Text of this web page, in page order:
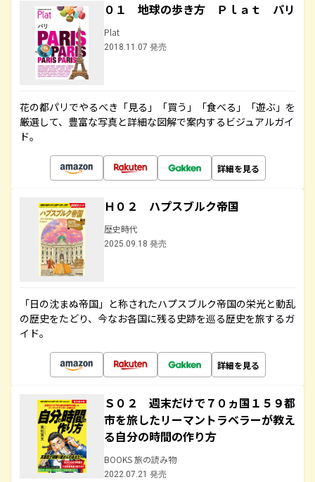
０１ 地球の歩き方 Ｐｌａｔ パリ
Plat
2018.11.07 発売
花の都パリでやるべき「見る」「買う」「食べる」「遊ぶ」を
厳選して、豊富な写真と詳細な図解で案内するビジュアルガイ
ド。
詳細を見る
Ｈ０２ ハプスブルク帝国
歴史時代
2025.09.18 発売
「日の沈まぬ帝国」と称されたハプスブルク帝国の栄光と動乱
の歴史をたどり、今なお各国に残る史跡を巡る歴史を旅するガ
イド。
詳細を見る
Ｓ０２ 週末だけで７０ヵ国１５９都
市を旅したリーマントラベラーが教え
る自分の時間の作り方
BOOKS 旅の読み物
2022.07.21 発売